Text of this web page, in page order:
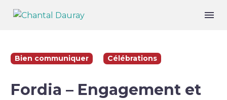
Bien communiquer Célébrations
Fordia – Engagement et